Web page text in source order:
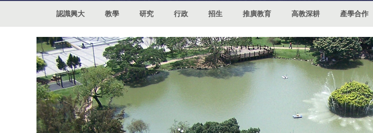
認識興大 教學 研究 行政 招生 推廣教育 高教深耕 產學合作